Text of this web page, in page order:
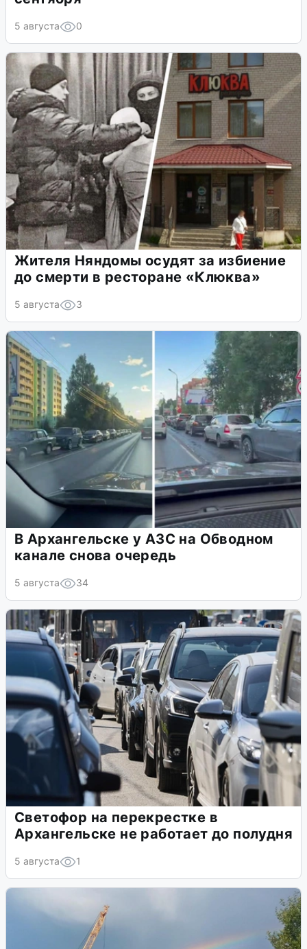
5 августа 0
Жителя Няндомы осудят за избиение
до смерти в ресторане «Клюква»
5 августа 3
В Архангельске у АЗС на Обводном
канале снова очередь
5 августа 34
Светофор на перекрестке в
Архангельске не работает до полудня
5 августа 1